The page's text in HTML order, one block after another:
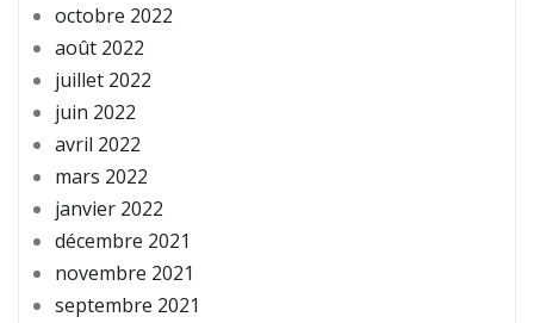
octobre 2022
août 2022
juillet 2022
juin 2022
avril 2022
mars 2022
janvier 2022
décembre 2021
novembre 2021
septembre 2021